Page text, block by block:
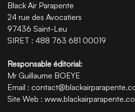
Black Air Parapente
24 rue des Avocatiers
97436 Saint-Leu
SIRET : 488 763 681 00019
Responsable éditorial:
Mr Guillaume BOEYE
Email :
Site Web :